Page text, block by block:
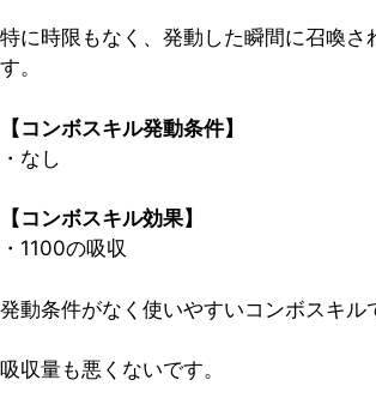
特に時限もなく、発動した瞬間に召喚さ
す。
【コンボスキル発動条件】
・なし
【コンボスキル効果】
・1100の吸収
発動条件がなく使いやすいコンボスキル
吸収量も悪くないです。